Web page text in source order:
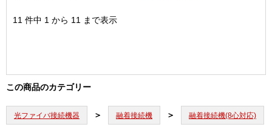
11 件中 1 から 11 まで表示
この商品のカテゴリー
光ファイバ接続機器 融着接続機 融着接続機(8心対応)